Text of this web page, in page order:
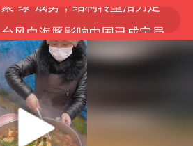
80后女柜员逆袭成4200亿银行副行长
金饰克价大幅跳涨
多地要求领导干部带头休假